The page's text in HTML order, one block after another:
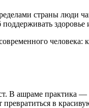
страны люди
здоровье
В ашраме практика
превратиться в